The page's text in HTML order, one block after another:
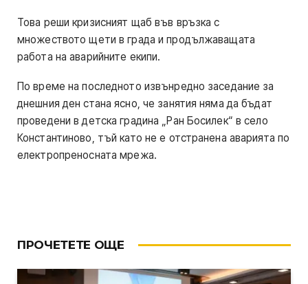
Това реши кризисният щаб във връзка с
множеството щети в града и продължаващата
работа на аварийните екипи.
По време на последното извънредно заседание за
днешния ден стана ясно, че занятия няма да бъдат
проведени в детска градина „Ран Босилек“ в село
Константиново, тъй като не е отстранена аварията по
електропреносната мрежа.
ПРОЧЕТЕТЕ ОЩЕ